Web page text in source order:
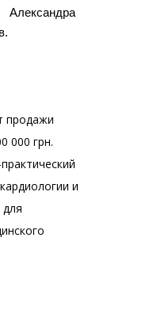
продажи
000 грн.
и